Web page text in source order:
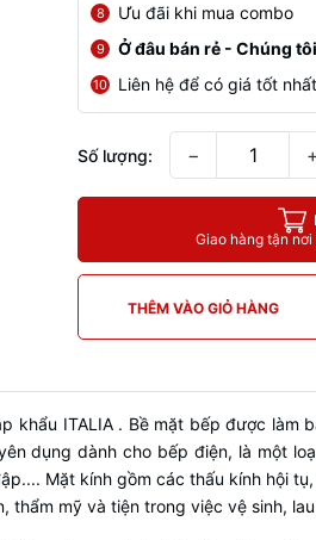
8 Ưu đãi khi mua combo
9 Ở đâu bán rẻ - Chúng
10 Liên hệ để có giá tốt nhất
Số lượng: − +
Giao hàng tận
THÊM VÀO GIỎ HÀNG
khẩu ITALIA . Bề mặt bếp được
dụng dành cho bếp điện, là một
Mặt kính gồm các thấu kính hội
thẩm mỹ và tiện trong việc vệ sinh,